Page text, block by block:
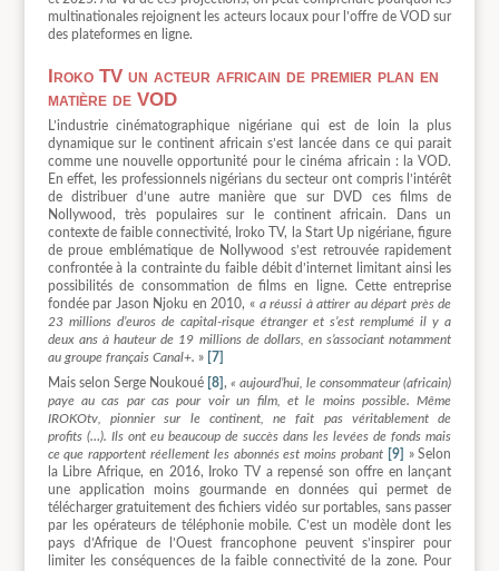
multinationales rejoignent les acteurs locaux pour l’offre de VOD sur
des plateformes en ligne.
Iroko TV un acteur africain de premier plan en
matière de VOD
L’industrie cinématographique nigériane qui est de loin la plus
dynamique sur le continent africain s’est lancée dans ce qui parait
comme une nouvelle opportunité pour le cinéma africain : la VOD.
En effet, les professionnels nigérians du secteur ont compris l’intérêt
de distribuer d’une autre manière que sur DVD ces films de
Nollywood, très populaires sur le continent africain. Dans un
contexte de faible connectivité, Iroko TV, la Start Up nigériane, figure
de proue emblématique de Nollywood s’est retrouvée rapidement
confrontée à la contrainte du faible débit d’internet limitant ainsi les
possibilités de consommation de films en ligne. Cette entreprise
fondée par Jason Njoku en 2010, « a réussi à attirer au départ près de
23 millions d’euros de capital-risque étranger et s’est remplumé il y a
deux ans à hauteur de 19 millions de dollars, en s’associant notamment
au groupe français Canal+. »
[7]
Mais selon Serge Noukoué [8] ,« aujourd’hui, le consommateur (africain)
paye au cas par cas pour voir un film, et le moins possible. Même
IROKOtv, pionnier sur le continent, ne fait pas véritablement de
profits (…). Ils ont eu beaucoup de succès dans les levées de fonds mais
ce que rapportent réellement les abonnés est moins probant
[9]
» Selon
la Libre Afrique, en 2016, Iroko TV a repensé son offre en lançant
une application moins gourmande en données qui permet de
télécharger gratuitement des fichiers vidéo sur portables, sans passer
par les opérateurs de téléphonie mobile. C’est un modèle dont les
pays d’Afrique de l’Ouest francophone peuvent s’inspirer pour
limiter les conséquences de la faible connectivité de la zone. Pour